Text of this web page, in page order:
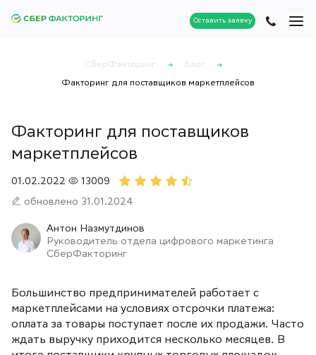
Оставить заявку
СберФакторинг
Блог
Факторинг для поставщиков маркетплейсов
Факторинг для поставщиков
маркетплейсов
01.02.2022
13009
обновлено 31.01.2024
Антон Назмутдинов
Руководитель отдела цифрового маркетинга
СберФакторинг
Большинство предпринимателей работает с
маркетплейсами на условиях отсрочки платежа:
оплата за товары поступает после их продажи. Часто
ждать выручку приходится несколько месяцев. В